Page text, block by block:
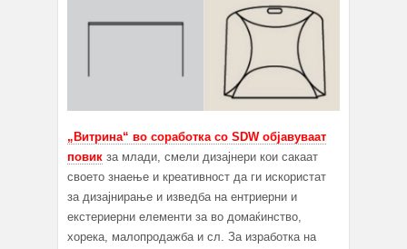
„Витрина“ во соработка со SDW објавуваат
повик за млади, смели дизајнери кои сакаат
своето знаење и креативност да ги искористат
за дизајнирање и изведба на ентриерни и
екстериерни елементи за во домаќинство,
хорека, малопродажба и сл. За изработка на